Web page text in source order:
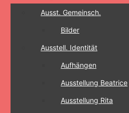
Ausst. Gemeinsch.
Bilder
Ausstell. Identität
Aufhängen
Ausstellung Beatrice
Ausstellung Rita